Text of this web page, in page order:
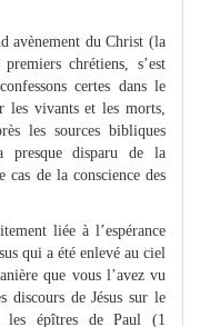
avènement du Christ (la
chrétiens, s’est
certes dans le
les vivants et les morts,
les sources bibliques
presque disparu de la
cas de la conscience des
liée à l’espérance
qui a été enlevé au ciel
que vous l’avez vu
discours de Jésus sur le
épîtres de Paul (1